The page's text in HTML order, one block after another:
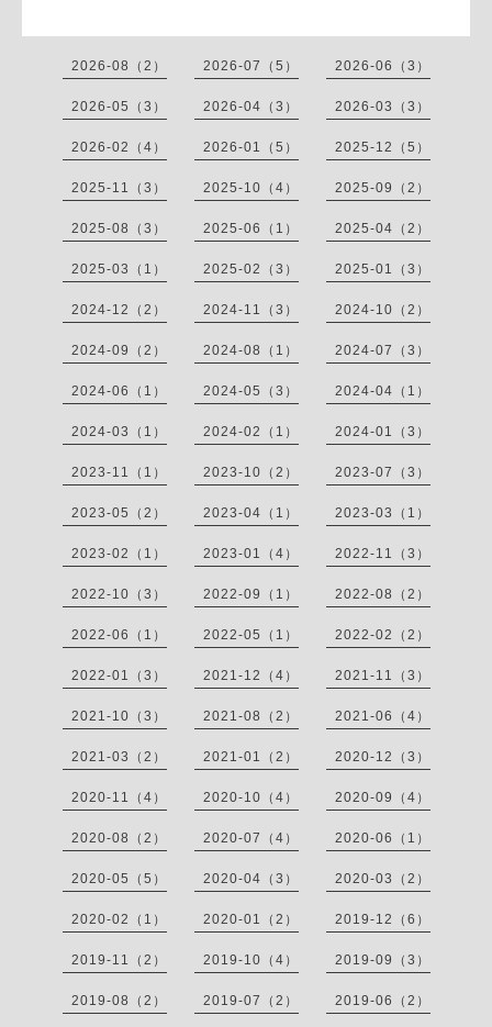
2026-08（2） 2026-07（5） 2026-06（3）
2026-05（3） 2026-04（3） 2026-03（3）
2026-02（4） 2026-01（5） 2025-12（5）
2025-11（3） 2025-10（4） 2025-09（2）
2025-08（3） 2025-06（1） 2025-04（2）
2025-03（1） 2025-02（3） 2025-01（3）
2024-12（2） 2024-11（3） 2024-10（2）
2024-09（2） 2024-08（1） 2024-07（3）
2024-06（1） 2024-05（3） 2024-04（1）
2024-03（1） 2024-02（1） 2024-01（3）
2023-11（1） 2023-10（2） 2023-07（3）
2023-05（2） 2023-04（1） 2023-03（1）
2023-02（1） 2023-01（4） 2022-11（3）
2022-10（3） 2022-09（1） 2022-08（2）
2022-06（1） 2022-05（1） 2022-02（2）
2022-01（3） 2021-12（4） 2021-11（3）
2021-10（3） 2021-08（2） 2021-06（4）
2021-03（2） 2021-01（2） 2020-12（3）
2020-11（4） 2020-10（4） 2020-09（4）
2020-08（2） 2020-07（4） 2020-06（1）
2020-05（5） 2020-04（3） 2020-03（2）
2020-02（1） 2020-01（2） 2019-12（6）
2019-11（2） 2019-10（4） 2019-09（3）
2019-08（2） 2019-07（2） 2019-06（2）